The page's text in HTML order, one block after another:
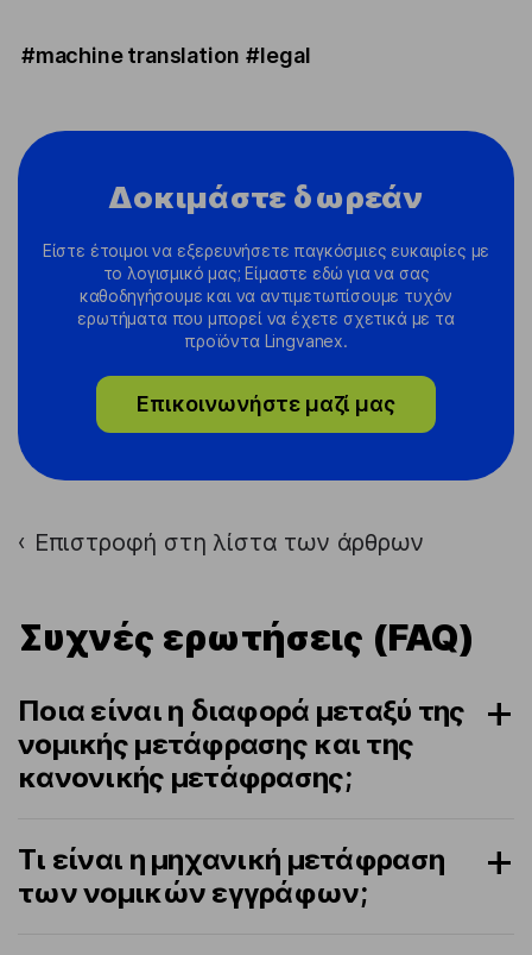
#machine translation #legal
Δοκιμάστε δωρεάν
Είστε έτοιμοι να εξερευνήσετε παγκόσμιες ευκαιρίες με
το λογισμικό μας; Είμαστε εδώ για να σας
καθοδηγήσουμε και να αντιμετωπίσουμε τυχόν
ερωτήματα που μπορεί να έχετε σχετικά με τα
προϊόντα Lingvanex.
Επικοινωνήστε μαζί μας
› Επιστροφή στη λίστα των άρθρων
Συχνές ερωτήσεις (FAQ)
Ποια είναι η διαφορά μεταξύ της
νομικής μετάφρασης και της
κανονικής μετάφρασης;
Τι είναι η μηχανική μετάφραση
των νομικών εγγράφων;